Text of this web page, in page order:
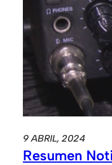
9 ABRIL, 2024
Resumen